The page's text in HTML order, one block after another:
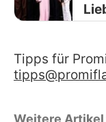
Tipps für